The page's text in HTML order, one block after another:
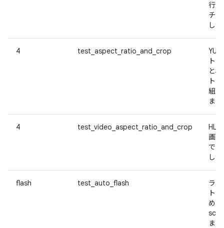
行
チ
し
4 test_aspect_ratio_and_crop
ト
と
ト
組
ま
4 test_video_aspect_ratio_and_crop
画
で
し
flash test_auto_flash
ラ
ト
め
ま